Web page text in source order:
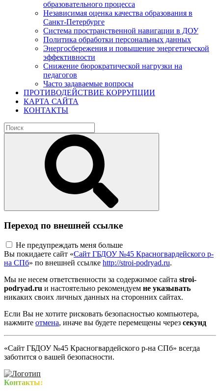
образовательного процесса
Независимая оценка качества образования в
Санкт-Петербурге
Система пространственной навигации в ДОУ
Политика обработки персональных данных
Энергосбережения и повышение энергетической
эффективности
Снижение бюрократической нагрузки на
педагогов
Часто задаваемые вопросы
ПРОТИВОДЕЙСТВИЕ КОРРУПЦИИ
КАРТА САЙТА
КОНТАКТЫ
Переход по внешней ссылке
Не предупреждать меня больше
Вы покидаете сайт «Сайт ГБДОУ №45 Красногвардейского р-
на СПб» по внешней ссылке http://stroi-podryad.ru.
Мы не несем ответственности за содержимое сайта stroi-
podryad.ru и настоятельно рекомендуем не указывать
никаких своих личных данных на сторонних сайтах.
Если Вы не хотите рисковать безопасностью компьютера,
нажмите отмена, иначе вы будете перемещены через секунд
«Сайт ГБДОУ №45 Красногвардейского р-на СПб» всегда
заботится о вашей безопасности.
Контакты: